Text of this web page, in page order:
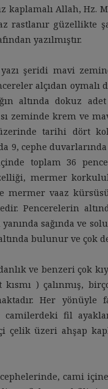
kaplamalı Allah, Hz.
rastlanır güzellikte
yazılmıştır.
şeridi mavi
alçıdan
altında dokuz
zeminde krem ve
tarihi dört
9, cephe
toplam 36
mermer
mermer vaaz
Pencerelerin
sağında ve
bulunur ve çok
ve benzeri çok
) çalınmış,
Her yönüyle
fil
çelik üzeri ahşap
cami